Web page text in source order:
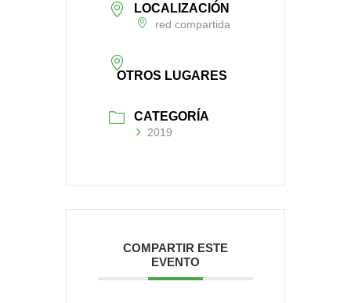
LOCALIZACIÓN
red compartida
OTROS LUGARES
CATEGORÍA
2019
COMPARTIR ESTE
EVENTO